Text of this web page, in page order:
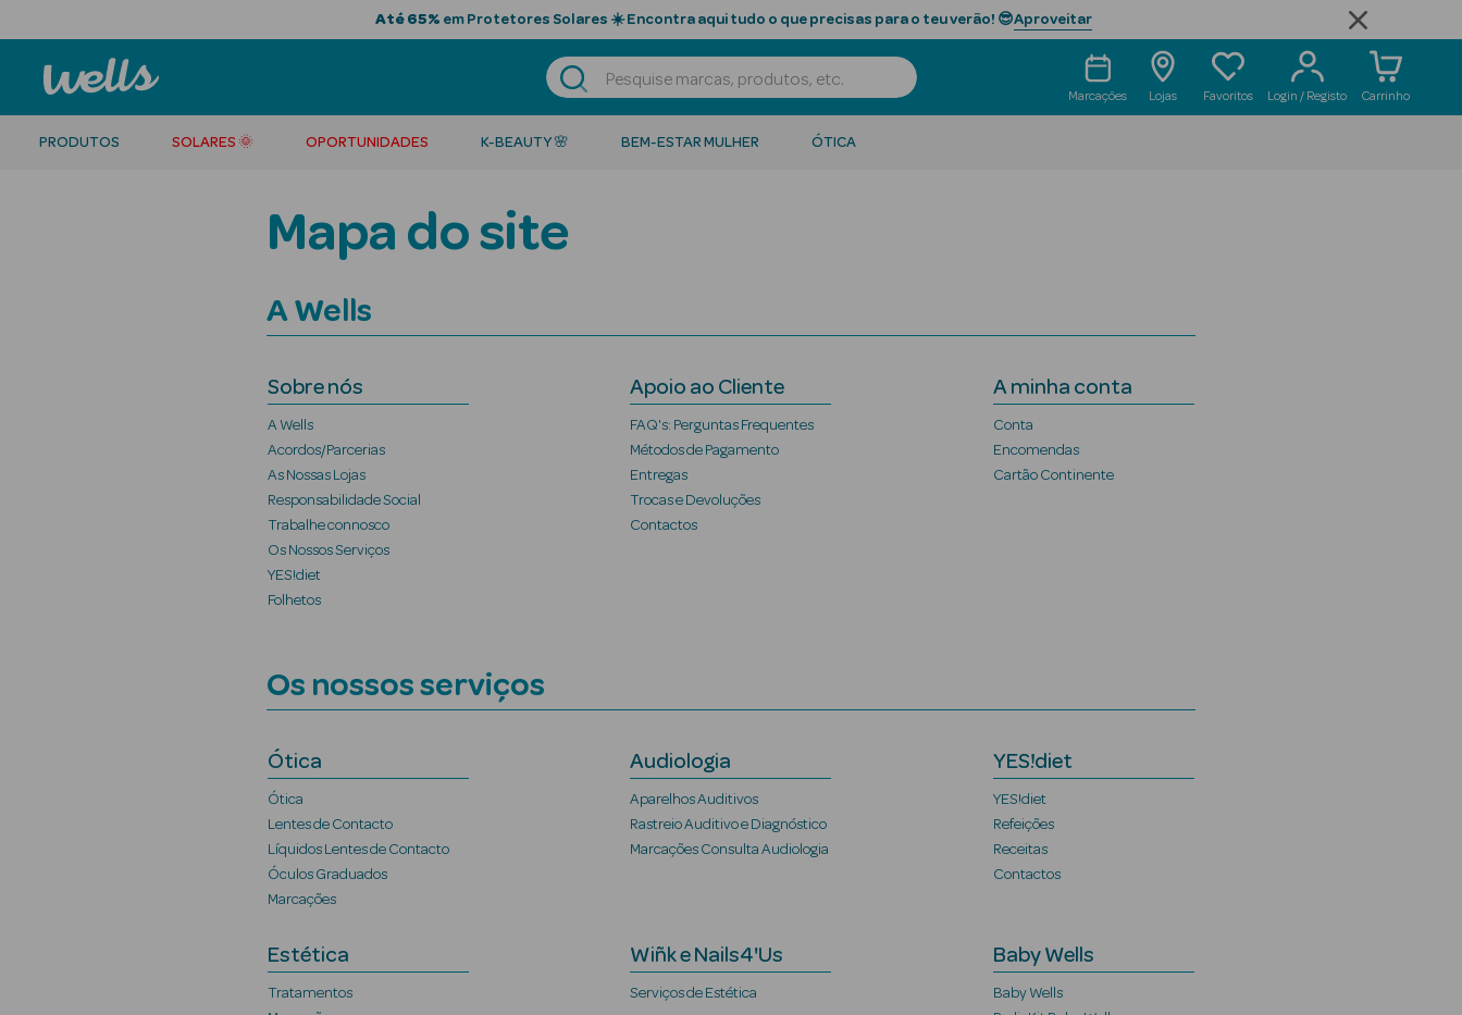
Até 65% em Protetores Solares ☀️ Encontra aqui tudo o que precisas para o teu verão! 😎Aproveitar
Marcações Lojas Favoritos Login / Registo Carrinho
PRODUTOS SOLARES 🌞 OPORTUNIDADES K-BEAUTY 🌸 BEM-ESTAR MULHER ÓTICA
Mapa do site
A Wells
Sobre nós
A Wells
Acordos/Parcerias
As Nossas Lojas
Responsabilidade Social
Trabalhe connosco
Os Nossos Serviços
YES!diet
Folhetos
Apoio ao Cliente
FAQ's: Perguntas Frequentes
Métodos de Pagamento
Entregas
Trocas e Devoluções
Contactos
A minha conta
Conta
Encomendas
Cartão Continente
Os nossos serviços
Ótica
Ótica
Lentes de Contacto
Líquidos Lentes de Contacto
Óculos Graduados
Marcações
Audiologia
Aparelhos Auditivos
Rastreio Auditivo e Diagnóstico
Marcações Consulta Audiologia
YES!diet
YES!diet
Refeições
Receitas
Contactos
Estética
Tratamentos
Wiñk e Nails4'Us
Serviços de Estética
Baby Wells
Baby Wells